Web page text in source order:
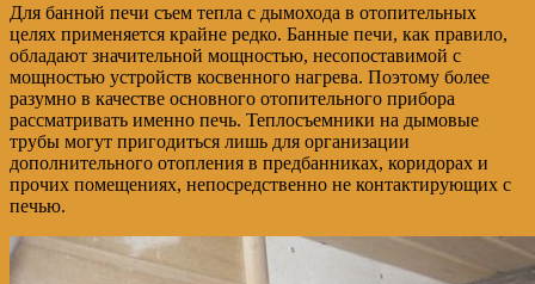
Для банной печи съем тепла с дымохода в отопительных
целях применяется крайне редко. Банные печи, как правило,
обладают значительной мощностью, несопоставимой с
мощностью устройств косвенного нагрева. Поэтому более
разумно в качестве основного отопительного прибора
рассматривать именно печь. Теплосъемники на дымовые
трубы могут пригодиться лишь для организации
дополнительного отопления в предбанниках, коридорах и
прочих помещениях, непосредственно не контактирующих с
печью.